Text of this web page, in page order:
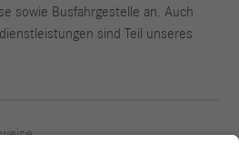
sowie Busfahrgestelle an. Auch
sind Teil unseres